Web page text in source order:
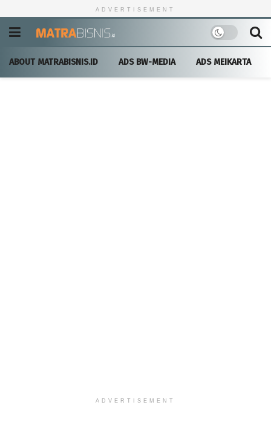
ADVERTISEMENT
ABOUT MATRABISNIS.ID ADS BW-MEDIA ADS MEIKARTA
ADVERTISEMENT